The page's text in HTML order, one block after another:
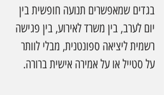
בגדים שמאפשרים תנועה חופשית בין
יום לערב, בין משרד לאירוע, בין פגישה
רשמית ליציאה ספונטנית, מבלי לוותר
על סטייל או על אמירה אישית ברורה.